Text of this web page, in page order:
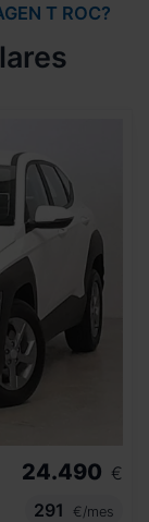
T ROC?
24.490 €
291
€/mes